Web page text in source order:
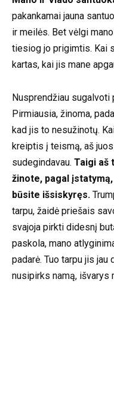
pakankamai jauna
ir meilės. Bet vėlgi
tiesiog jo prigimtis. Kai
kartas, kai jis mane
Nusprendžiau sugalvoti
Pirmiausia, žinoma,
kad jis to nesužinotų.
kreiptis į teismą, aš
sudegindavau. Taigi aš
žinote, pagal
būsite išsiskyręs.
tarpu, žaidė priešais
svajoja pirkti didesnį
paskola, mano
padarė. Tuo tarpu jis
nusipirks namą, išvarys